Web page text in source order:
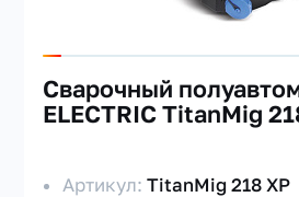
Сварочный
ELECTRIC TitanMig
Артикул:TitanMig 218 XP